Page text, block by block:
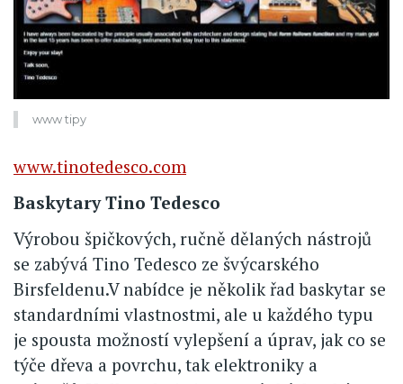
www tipy
www.tinotedesco.com
Baskytary Tino Tedesco
Výrobou špičkových, ručně dělaných nástrojů
se zabývá Tino Tedesco ze švýcarského
Birsfeldenu.V nabídce je několik řad baskytar se
standardními vlastnostmi, ale u každého typu
je spousta možností vylepšení a úprav, jak co se
týče dřeva a povrchu, tak elektroniky a